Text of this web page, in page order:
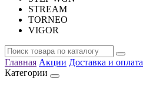
STREAM
TORNEO
VIGOR
Главная Акции Доставка и оплата
Категории